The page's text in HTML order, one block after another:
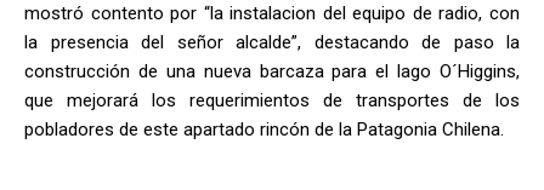
mostró contento por “la instalacion del equipo de radio, con
la presencia del señor alcalde”, destacando de paso la
construcción de una nueva barcaza para el lago O´Higgins,
que mejorará los requerimientos de transportes de los
pobladores de este apartado rincón de la Patagonia Chilena.